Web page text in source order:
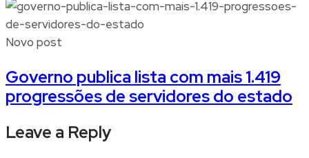
Novo post
Governo publica lista com mais 1.419
progressões de servidores do estado
Leave a Reply